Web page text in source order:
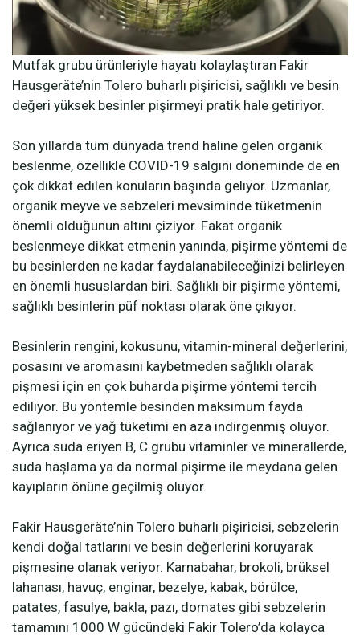
Mutfak grubu ürünleriyle hayatı kolaylaştıran Fakir
Hausgeräte’nin Tolero buharlı pişiricisi, sağlıklı ve besin
değeri yüksek besinler pişirmeyi pratik hale getiriyor.
Son yıllarda tüm dünyada trend haline gelen organik
beslenme, özellikle COVID-19 salgını döneminde de en
çok dikkat edilen konuların başında geliyor. Uzmanlar,
organik meyve ve sebzeleri mevsiminde tüketmenin
önemli olduğunun altını çiziyor. Fakat organik
beslenmeye dikkat etmenin yanında, pişirme yöntemi de
bu besinlerden ne kadar faydalanabileceğinizi belirleyen
en önemli hususlardan biri. Sağlıklı bir pişirme yöntemi,
sağlıklı besinlerin püf noktası olarak öne çıkıyor.
Besinlerin rengini, kokusunu, vitamin-mineral değerlerini,
posasını ve aromasını kaybetmeden sağlıklı olarak
pişmesi için en çok buharda pişirme yöntemi tercih
ediliyor. Bu yöntemle besinden maksimum fayda
sağlanıyor ve yağ tüketimi en aza indirgenmiş oluyor.
Ayrıca suda eriyen B, C grubu vitaminler ve minerallerde,
suda haşlama ya da normal pişirme ile meydana gelen
kayıpların önüne geçilmiş oluyor.
Fakir Hausgeräte’nin Tolero buharlı pişiricisi, sebzelerin
kendi doğal tatlarını ve besin değerlerini koruyarak
pişmesine olanak veriyor. Karnabahar, brokoli, brüksel
lahanası, havuç, enginar, bezelye, kabak, börülce,
patates, fasulye, bakla, pazı, domates gibi sebzelerin
tamamını 1000 W gücündeki Fakir Tolero’da kolayca